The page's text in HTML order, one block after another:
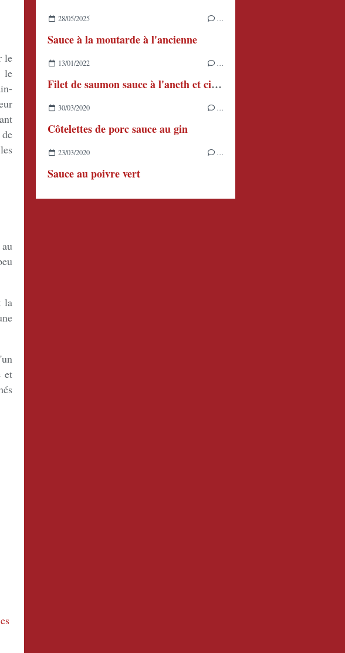
le
le
la
et
28/05/2025 …
Sauce à la moutarde à l'ancienne
13/01/2022 …
Filet de saumon sauce à l'aneth et citron
30/03/2020 …
Côtelettes de porc sauce au gin
23/03/2020 …
Sauce au poivre vert